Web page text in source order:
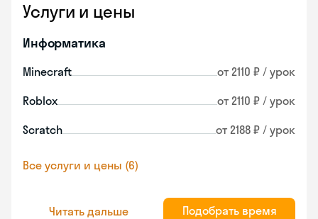
Услуги и цены
Информатика
Minecraft от 2110 ₽ / урок
Roblox от 2110 ₽ / урок
Scratch от 2188 ₽ / урок
Все услуги и цены (6)
Читать дальше Подобрать время